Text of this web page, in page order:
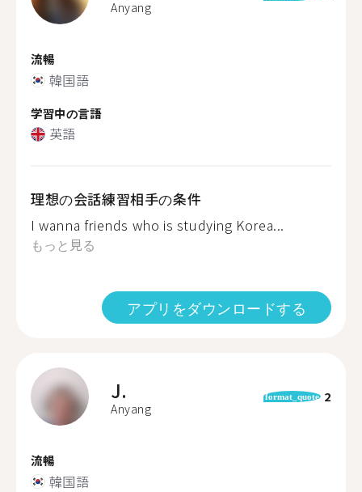
Anyang
流暢
韓国語
学習中の言語
英語
理想の会話練習相手の条件
I wanna friends who is studying Korea...
もっと見る
アプリをダウンロードする
J.
Anyang
format_quote 2
流暢
韓国語